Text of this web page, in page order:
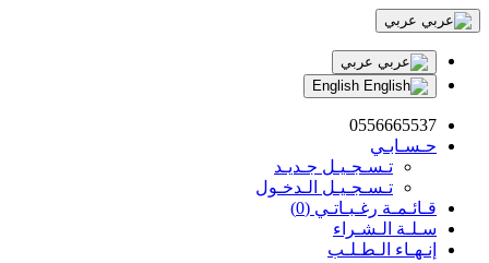
عربي
عربي
0556665537
حـسـابـي
تـسـجـيـل جـديـد
تـسـجـيـل الـدخـول
قـائـمـة رغـبـاتـي (0)
سـلـة الـشـراء
إنـهـاء الـطـلـب